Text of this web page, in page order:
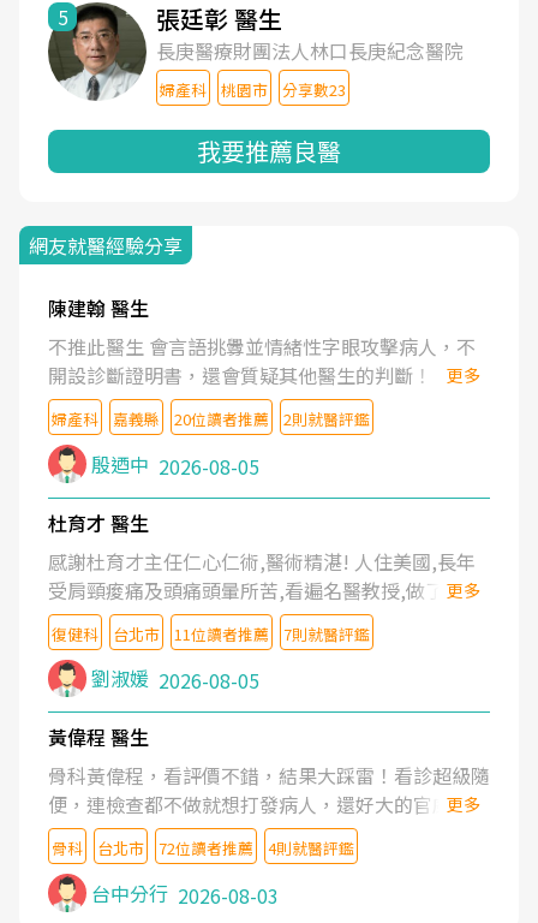
5 張廷彰 醫生
長庚醫療財團法人林口長庚紀念醫院
婦產科 桃園市 分享數23
我要推薦良醫
網友就醫經驗分享
陳建翰 醫生
不推此醫生 會言語挑釁並情緒性字眼攻擊病人，不
開設診斷證明書，還會質疑其他醫生的判斷！
更多
婦產科 嘉義縣 20位讀者推薦 2則就醫評鑑
殷迺中 2026-08-05
杜育才 醫生
感謝杜育才主任仁心仁術,醫術精湛! 人住美國,長年
受肩頸痠痛及頭痛頭暈所苦,看遍名醫教授,做了各種
檢查,也嘗試過西醫打針,中醫針灸及物理徒手治療都
沒有用,後來連吃到嗎啡類止痛藥都效果有限,只是壓
症狀,沒多久就痛起來,多年失眠嚴重影響生活品質.
台灣親友介紹忠孝醫院杜育才主任是頸頭症候群專
家,上網搜尋杜主任相關文章新聞跟網路評價之後,下
定決心飛回台北找杜醫師診治. 杜主任的乾針跟增生
治療真的很厲害,第一次乾針就覺得整個肩頸鬆開,回
家特別好睡,經過幾次治療,長年頑疾已經好了大半,杜
主任除了打針超厲害,還會一直交代要改善姿勢跟好
好做運動,看診態度親切溫暖,真的是不可多得的良醫,
大力推荐!
更多
復健科 台北市 11位讀者推薦 7則就醫評鑑
劉淑媛 2026-08-05
黃偉程 醫生
骨科黃偉程，看評價不錯，結果大踩雷！看診超級隨
便，連檢查都不做就想打發病人，還好大的官威 ...
想詢問病情還被陰陽怪氣嘲諷一番。可能好評帶來的
大頭症，變得自負不尊重病人。醫術也不行，畢竟連
檢查都懶得做，治療會有用才怪。大家避雷吧！
更多
骨科 台北市 72位讀者推薦 4則就醫評鑑
台中分行 2026-08-03